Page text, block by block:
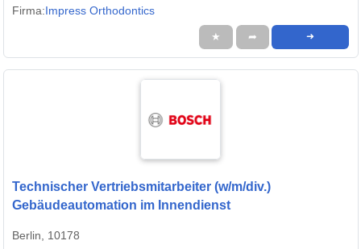
Firma:Impress Orthodontics
★ ➦ ➜
Technischer Vertriebsmitarbeiter (w/m/div.)
Gebäudeautomation im Innendienst
Berlin, 10178